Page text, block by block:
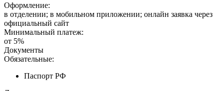
Оформление:
в отделении; в мобильном приложении; онлайн заявка через
официальный сайт
Минимальный платеж:
от 5%
Документы
Обязательные:
Паспорт РФ